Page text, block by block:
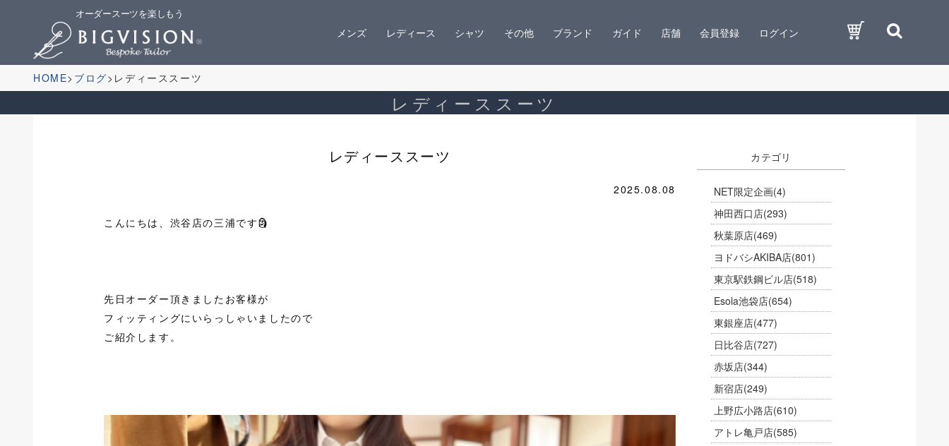
オーダースーツを楽しもう
メンズ レディース シャツ その他 ブランド ガイド 店舗 会員登録 ログイン
HOME ブログ レディーススーツ
レディーススーツ
レディーススーツ
2025.08.08
こんにちは、渋谷店の三浦です🗿
先日オーダー頂きましたお客様が
フィッティングにいらっしゃいましたので
ご紹介します。
カテゴリ
NET限定企画(4)
神田西口店(293)
秋葉原店(469)
ヨドバシAKIBA店(801)
東京駅鉄鋼ビル店(518)
Esola池袋店(654)
東銀座店(477)
日比谷店(727)
赤坂店(344)
新宿店(249)
上野広小路店(610)
アトレ亀戸店(585)